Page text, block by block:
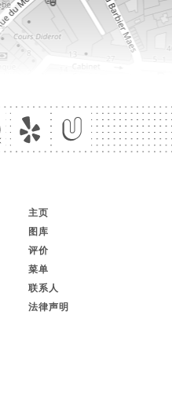
主页
图库
评价
菜单
联系人
法律声明